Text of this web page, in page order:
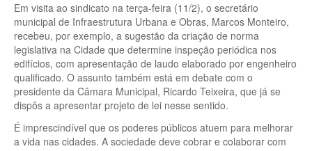
Em visita ao sindicato na terça-feira (11/2), o secretário
municipal de Infraestrutura Urbana e Obras, Marcos Monteiro,
recebeu, por exemplo, a sugestão da criação de norma
legislativa na Cidade que determine inspeção periódica nos
edifícios, com apresentação de laudo elaborado por engenheiro
qualificado. O assunto também está em debate com o
presidente da Câmara Municipal, Ricardo Teixeira, que já se
dispôs a apresentar projeto de lei nesse sentido.
É imprescindível que os poderes públicos atuem para melhorar
a vida nas cidades. A sociedade deve cobrar e colaborar com